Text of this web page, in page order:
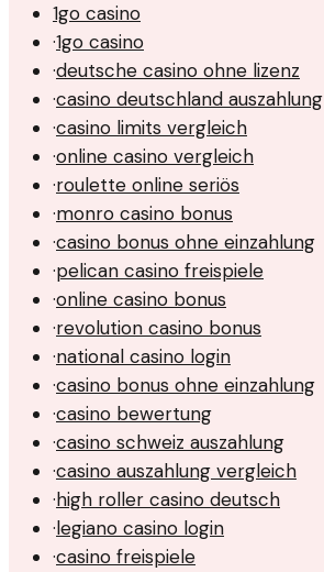
1go casino
·1go casino
·deutsche casino ohne lizenz
·casino deutschland auszahlung
·casino limits vergleich
·online casino vergleich
·roulette online seriös
·monro casino bonus
·casino bonus ohne einzahlung
·pelican casino freispiele
·online casino bonus
·revolution casino bonus
·national casino login
·casino bonus ohne einzahlung
·casino bewertung
·casino schweiz auszahlung
·casino auszahlung vergleich
·high roller casino deutsch
·legiano casino login
·casino freispiele